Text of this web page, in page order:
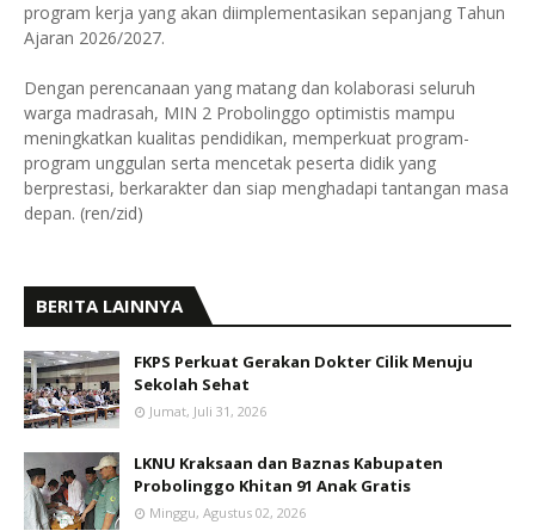
program kerja yang akan diimplementasikan sepanjang Tahun
Ajaran 2026/2027.
Dengan perencanaan yang matang dan kolaborasi seluruh
warga madrasah, MIN 2 Probolinggo optimistis mampu
meningkatkan kualitas pendidikan, memperkuat program-
program unggulan serta mencetak peserta didik yang
berprestasi, berkarakter dan siap menghadapi tantangan masa
depan. (ren/zid)
BERITA LAINNYA
FKPS Perkuat Gerakan Dokter Cilik Menuju
Sekolah Sehat
Jumat, Juli 31, 2026
LKNU Kraksaan dan Baznas Kabupaten
Probolinggo Khitan 91 Anak Gratis
Minggu, Agustus 02, 2026